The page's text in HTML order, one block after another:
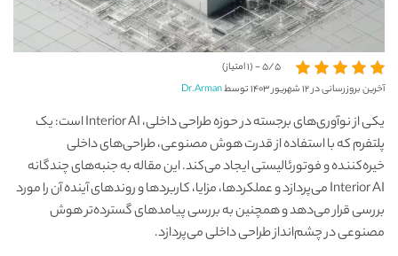
5/5 - (1 امتیاز)
آخرین بروزرسانی در ۱۲ شهریور ۱۴۰۳ توسط
Dr.Arman
یکی از نوآوری‌های برجسته در حوزه طراحی داخلی، Interior AI است: یک
پلتفرم که با استفاده از قدرت هوش مصنوعی، طراحی‌های داخلی
خیره‌کننده و فوتورئالیستی ایجاد می‌کند. این مقاله به جنبه‌های چندگانه
Interior AI می‌پردازد و عملکردها، مزایا، کاربردها و روندهای آینده آن را مورد
بررسی قرار می‌دهد و همچنین به بررسی پیامدهای گسترده‌تر هوش
مصنوعی در چشم‌انداز طراحی داخلی می‌پردازد.